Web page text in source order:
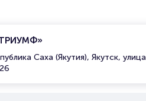
Саха (Якутия), Якутск, улица